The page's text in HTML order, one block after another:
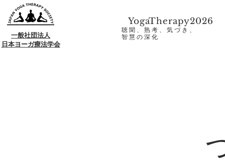
一般社団法人
日本ヨーガ療法学会
YogaTherapy2026
聴聞、熟考、気づき、
​智慧の深化